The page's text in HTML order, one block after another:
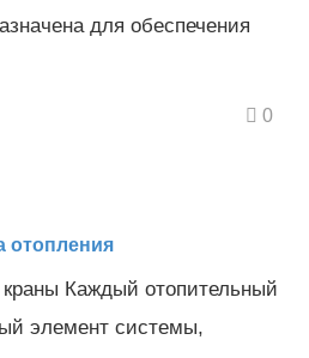
для обеспечения
0
отопления
Каждый отопительный
элемент системы,